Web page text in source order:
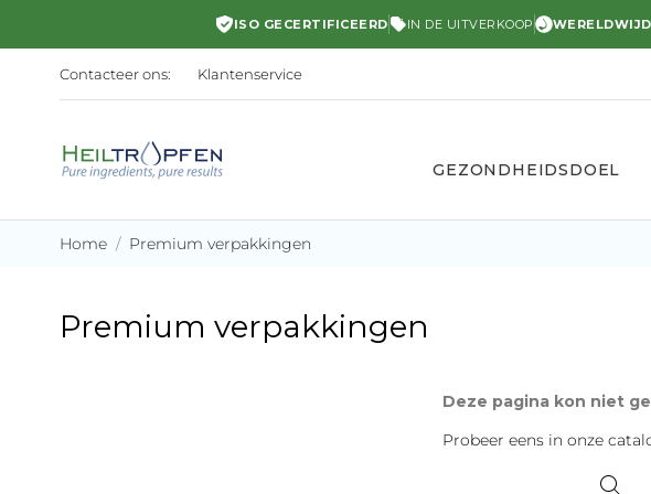
ISO GECERTIFICEERD IN DE UITVERKOOP
Contacteer ons: Klantenservice
GEZONDHEIDSDOEL
Home Premium verpakkingen
Premium verpakkingen
Deze pagina kon niet
Probeer eens in onze